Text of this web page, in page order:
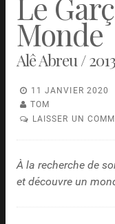
Le
Monde
Alê Abreu / 2013
11 JANVIER 2020
TOM
LAISSER UN
À la recherche de
et découvre un